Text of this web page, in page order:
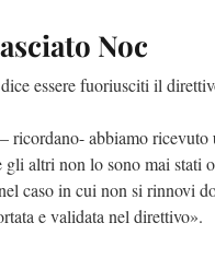
Noc
essere fuoriusciti il
ricordano- abbiamo ricevuto
altri non lo sono mai stati
caso in cui non si rinnovi
e validata nel direttivo».